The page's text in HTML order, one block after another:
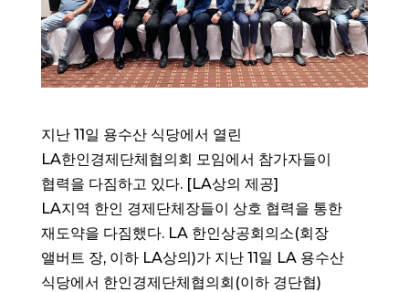
지난 11일 용수산 식당에서 열린
LA한인경제단체협의회 모임에서 참가자들이
협력을 다짐하고 있다. [LA상의 제공]
LA지역 한인 경제단체장들이 상호 협력을 통한
재도약을 다짐했다. LA 한인상공회의소(회장
앨버트 장, 이하 LA상의)가 지난 11일 LA 용수산
식당에서 한인경제단체협의회(이하 경단협)